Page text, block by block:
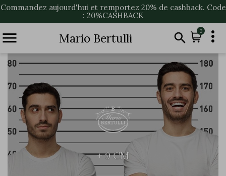
Commandez aujourd'hui et remportez 20% de cashback. Code
: 20%CASHBACK
 Mario Bertulli  0 
+ 9 CM